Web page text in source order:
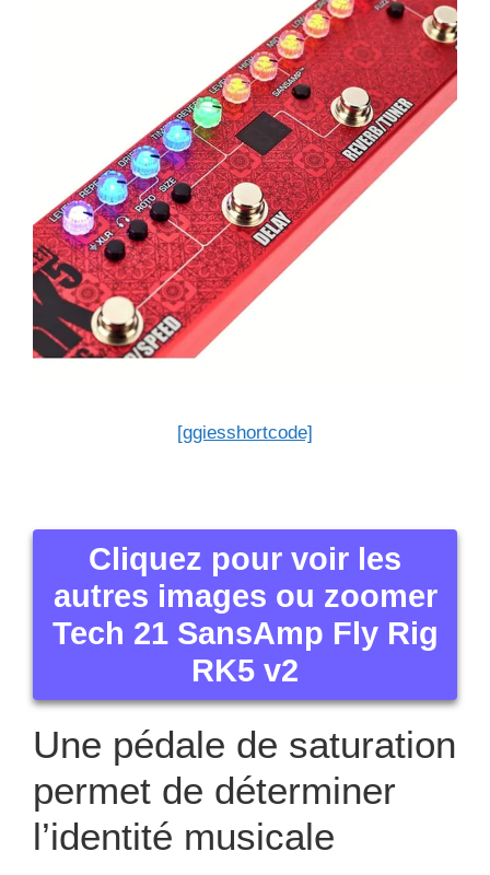
[ggiesshortcode]
Cliquez pour voir les
autres images ou zoomer
Tech 21 SansAmp Fly Rig
RK5 v2
Une pédale de saturation
permet de déterminer
l’identité musicale